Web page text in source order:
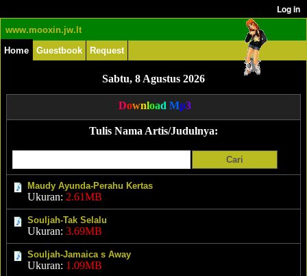
www.mooxin.jw.lt
Home
Guestbook Request
Sabtu, 8 Agustus 2026
Download Mp3
Tulis Nama Artis/Judulnya:
Maudy Ayunda-Perahu Kertas
Ukuran: 2.61MB
Souljah-Tak Selalu
Ukuran: 3.69MB
Souljah-Jamaica s Away
Ukuran: 1.09MB